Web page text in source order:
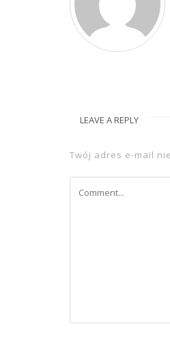
LEAVE A REPLY
Twój adres e-mail